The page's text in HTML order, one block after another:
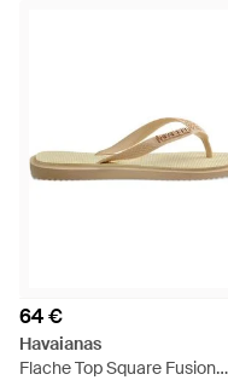
64 €
Havaianas
Flache Top Square Fusion